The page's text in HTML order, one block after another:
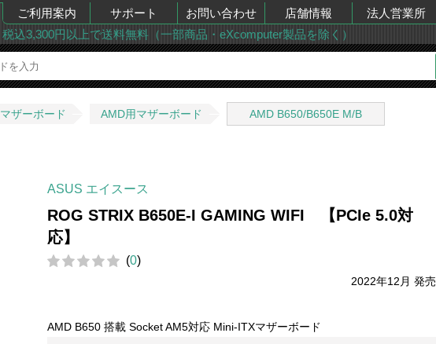
ご利用案内 サポート お問い合わせ 店舗情報 法人営業所
税込3,300円以上で送料無料（一部商品・eXcomputer製品を除く）
マザーボード AMD用マザーボード AMD B650/B650E M/B
ASUS エイスース
ROG STRIX B650E-I GAMING WIFI 【PCIe 5.0対
応】
(0)
2022年12月 発売
AMD B650 搭載 Socket AM5対応 Mini-ITXマザーボード